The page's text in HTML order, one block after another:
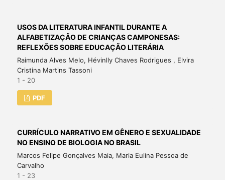
USOS DA LITERATURA INFANTIL DURANTE A
ALFABETIZAÇÃO DE CRIANÇAS CAMPONESAS:
REFLEXÕES SOBRE EDUCAÇÃO LITERÁRIA
Raimunda Alves Melo, Hévinlly Chaves Rodrigues , Elvira
Cristina Martins Tassoni
1 - 20
PDF
CURRÍCULO NARRATIVO EM GÊNERO E SEXUALIDADE
NO ENSINO DE BIOLOGIA NO BRASIL
Marcos Felipe Gonçalves Maia, Maria Eulina Pessoa de
Carvalho
1 - 23